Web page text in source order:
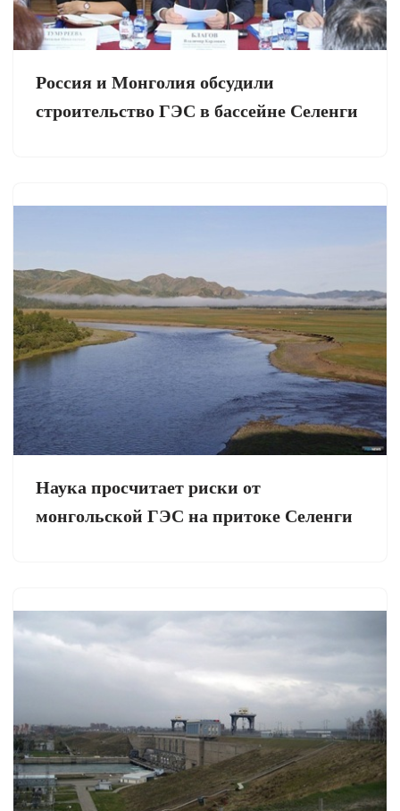
Россия и Монголия обсудили
строительство ГЭС в бассейне Селенги
Наука просчитает риски от
монгольской ГЭС на притоке Селенги